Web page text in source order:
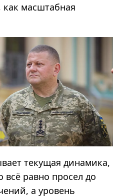
масштабная
текущая динамика,
всё равно просел до
а уровень